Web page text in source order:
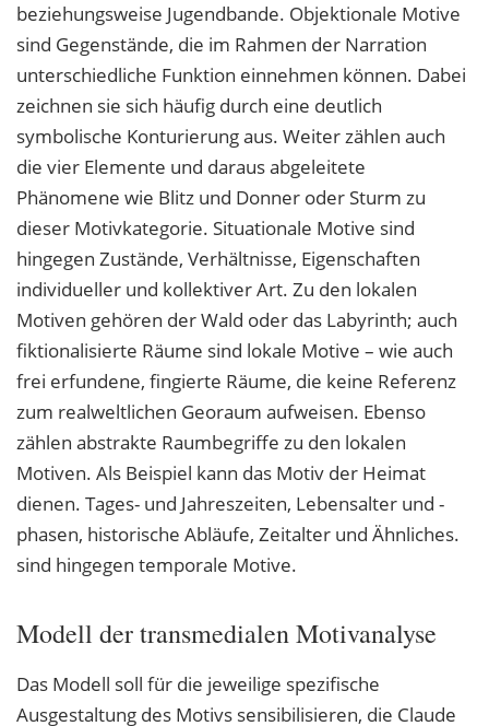
beziehungsweise Jugendbande. Objektionale Motive
sind Gegenstände, die im Rahmen der Narration
unterschiedliche Funktion einnehmen können. Dabei
zeichnen sie sich häufig durch eine deutlich
symbolische Konturierung aus. Weiter zählen auch
die vier Elemente und daraus abgeleitete
Phänomene wie Blitz und Donner oder Sturm zu
dieser Motivkategorie. Situationale Motive sind
hingegen Zustände, Verhältnisse, Eigenschaften
individueller und kollektiver Art. Zu den lokalen
Motiven gehören der Wald oder das Labyrinth; auch
fiktionalisierte Räume sind lokale Motive – wie auch
frei erfundene, fingierte Räume, die keine Referenz
zum realweltlichen Georaum aufweisen. Ebenso
zählen abstrakte Raumbegriffe zu den lokalen
Motiven. Als Beispiel kann das Motiv der Heimat
dienen. Tages- und Jahreszeiten, Lebensalter und -
phasen, historische Abläufe, Zeitalter und Ähnliches.
sind hingegen temporale Motive.
Modell der transmedialen Motivanalyse
Das Modell soll für die jeweilige spezifische
Ausgestaltung des Motivs sensibilisieren, die Claude